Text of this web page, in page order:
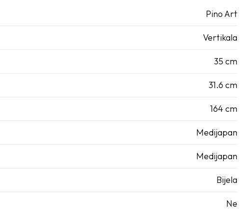
Pino Art
Vertikala
35 cm
31.6 cm
164 cm
Medijapan
Medijapan
Bijela
Ne